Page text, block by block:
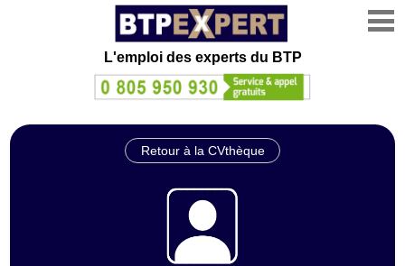
L'emploi des experts du BTP
Retour à la CVthèque